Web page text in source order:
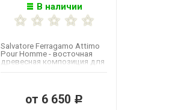
В наличии
Salvatore Ferragamo Attimo
Pour Homme​ - восточная
древесная композиция для
от 6 650 Р